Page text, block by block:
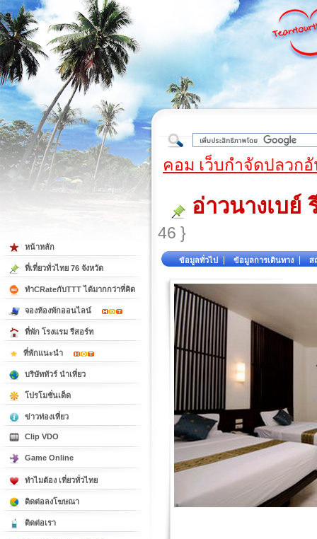
ต้
คอม เว็บกำจัดปลวก
อ่าวนางเบย์
46 }
ข้อมูลทั่วไป ข้อมูลการเดินทาง ส
หน้าหลัก
ที่เที่ยวทั่วไทย 76 จังหวัด
ทำCRateกับTTT ได้มากกว่าที่คิด
จองห้องพักออนไลน์
ที่พัก โรงแรม รีสอร์ท
ที่พักแนะนำ
บริษัททัวร์ นำเที่ยว
โปรโมชั่นเด็ด
ข่าวท่องเที่ยว
Clip VDO
Game Online
ทำไมต้อง เที่ยวทั่วไทย
ติดต่อลงโฆษณา
ติดต่อเรา